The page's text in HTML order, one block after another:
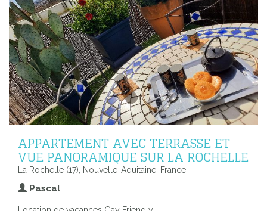
APPARTEMENT AVEC TERRASSE ET
VUE PANORAMIQUE SUR LA ROCHELLE
La Rochelle (17), Nouvelle-Aquitaine, France
Pascal